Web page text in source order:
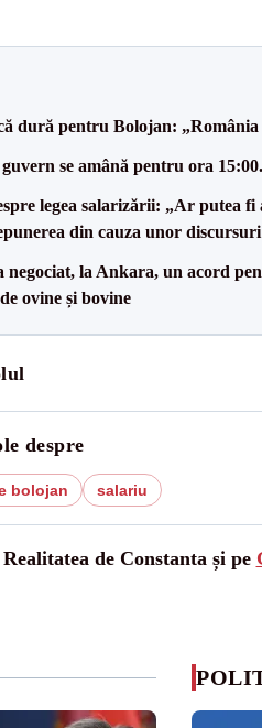
dură pentru Bolojan:
se amână pentru ora
legea salarizării: „Ar putea
din cauza unor
negociat, la Ankara, un acord
ovine și bovine
despre
bolojan salariu
de Constanta și pe